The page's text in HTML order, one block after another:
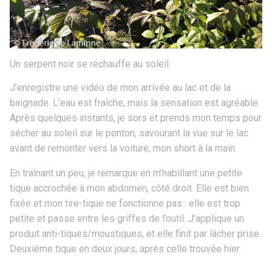
Un serpent noir se réchauffe au soleil
J’enregistre une vidéo de mon arrivée au lac et de la
baignade. L’eau est fraîche, mais la sensation est agréable.
Après quelques instants, je sors et prends mon temps pour
sécher au soleil sur le ponton, savourant la vue sur le lac
avant de remonter vers la voiture, mon short à la main.
En traînant un peu, je remarque en m’habillant une petite
tique accrochée à mon abdomen, côté droit. Elle est bien
fixée et mon tire-tique ne fonctionne pas : elle est trop
petite et passe entre les griffes de l’outil. J’applique un
produit anti-tiques/moustiques, et elle finit par lâcher prise.
Deuxième tique en deux jours, après celle trouvée hier